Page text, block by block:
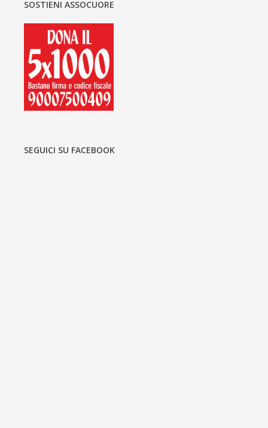
SOSTIENI ASSOCUORE
SEGUICI SU FACEBOOK